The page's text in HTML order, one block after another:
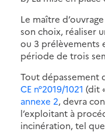
Le maître
son choix, réaliser
ou 3 prélèvements
période de trois
Tout dépassement
CE n°2019/1021 (dit
annexe 2, devra
l’exploitant à
incinération, tel